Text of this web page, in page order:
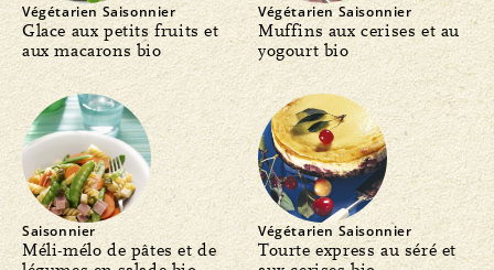
Végétarien Saisonnier
Glace aux petits fruits et
aux macarons bio
Végétarien Saisonnier
Muffins aux cerises et au
yogourt bio
Saisonnier
Méli-mélo de pâtes et de
Végétarien Saisonnier
Tourte express au séré et